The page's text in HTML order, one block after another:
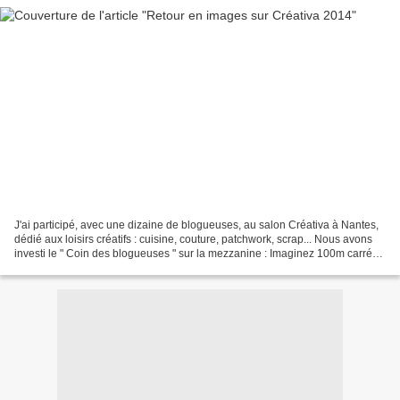
J'ai participé, avec une dizaine de blogueuses, au salon Créativa à Nantes,
dédié aux loisirs créatifs : cuisine, couture, patchwork, scrap... Nous avons
investi le " Coin des blogueuses " sur la mezzanine : Imaginez 100m carrés